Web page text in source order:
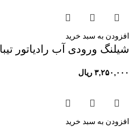
افزودن به سبد خرید
شیلنگ ورودی آب رادیاتور تیبا SUNSKY EPDM
۳,۲۵۰,۰۰۰ ریال
افزودن به سبد خرید